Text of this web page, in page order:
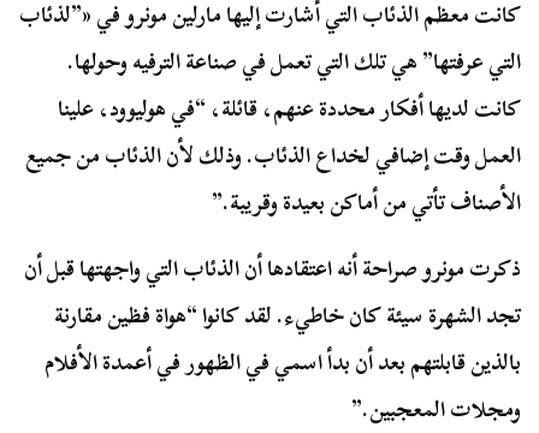
كانت معظم الذئاب التي أشارت إليها مارلين مونرو في «”لذئاب
التي عرفتها” هي تلك التي تعمل في صناعة الترفيه وحولها.
كانت لديها أفكار محددة عنهم، قائلة، “في هوليوود، علينا
العمل وقت إضافي لخداع الذئاب. وذلك لأن الذئاب من جميع
الأصناف تأتي من أماكن بعيدة وقريبة.”
ذكرت مونرو صراحة أنه اعتقادها أن الذئاب التي واجهتها قبل أن
تجد الشهرة سيئة كان خاطيء. لقد كانوا “هواة فظين مقارنة
بالذين قابلتهم بعد أن بدأ اسمي في الظهور في أعمدة الأفلام
ومجلات المعجبين.”